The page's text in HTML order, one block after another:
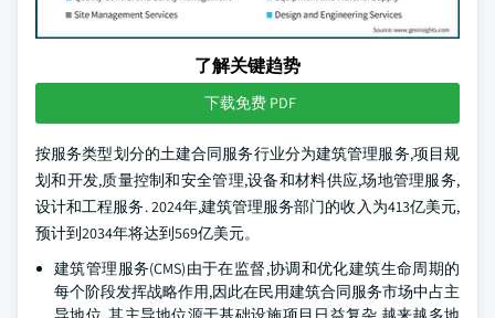
了解关键趋势
下载免费 PDF
按服务类型划分的土建合同服务行业分为建筑管理服务,项目规
划和开发,质量控制和安全管理,设备和材料供应,场地管理服务,
设计和工程服务. 2024年,建筑管理服务部门的收入为413亿美元,
预计到2034年将达到569亿美元。
建筑管理服务(CMS)由于在监督,协调和优化建筑生命周期的
每个阶段发挥战略作用,因此在民用建筑合同服务市场中占主